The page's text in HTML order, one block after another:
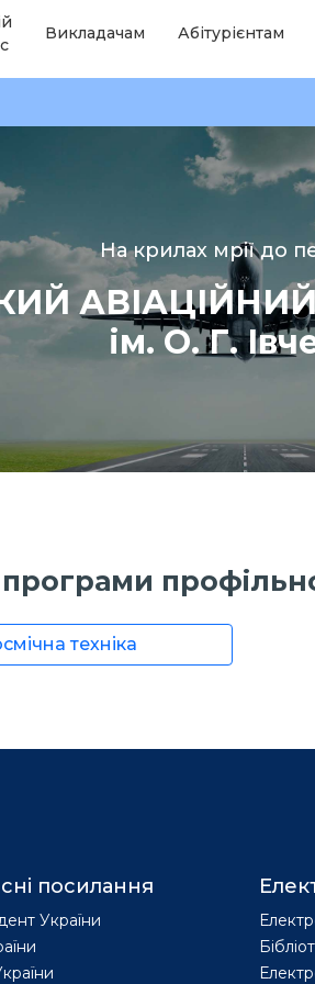
Викладачам Абітурієнтам
На крилах мрії до
ім. О. Г.
програми
техніка
посилання
України